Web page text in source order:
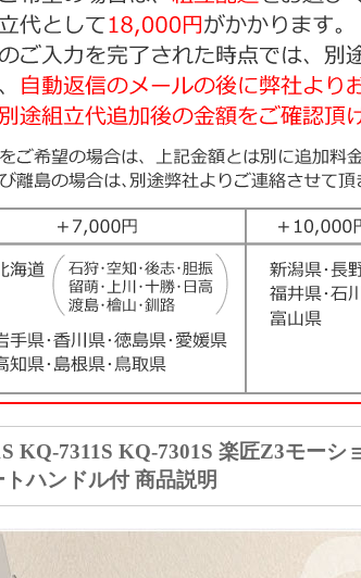
KQ-7311S KQ-7301S 楽匠Z3モーシ
トハンドル付 商品説明